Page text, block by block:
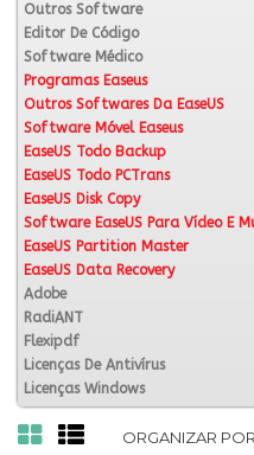
Outros Software
Editor De Código
Software Médico
Programas Easeus
Outros Softwares Da EaseUS
Software Móvel Easeus
EaseUS Todo Backup
EaseUS Todo PCTrans
EaseUS Disk Copy
Software EaseUS Para Vídeo E
EaseUS Partition Master
EaseUS Data Recovery
Adobe
RadiANT
Flexipdf
Licenças De Antivírus
Licenças Windows
ORGANIZAR POR